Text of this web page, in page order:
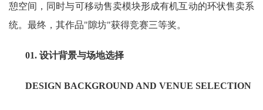
憩空间，同时与可移动售卖模块形成有机互动的环状售卖系
统。最终，其作品"隙坊"获得竞赛三等奖。
01. 设计背景与场地选择
DESIGN BACKGROUND AND VENUE SELECTION